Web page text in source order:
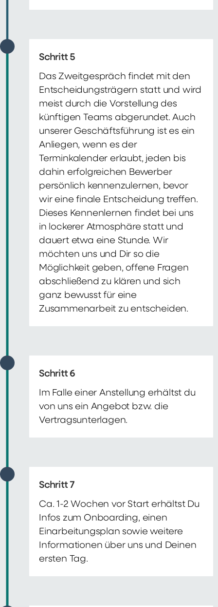
Schritt 5
Das Zweitgespräch findet mit den
Entscheidungsträgern statt und wird
meist durch die Vorstellung des
künftigen Teams abgerundet. Auch
unserer Geschäftsführung ist es ein
Anliegen, wenn es der
Terminkalender erlaubt, jeden bis
dahin erfolgreichen Bewerber
persönlich kennenzulernen, bevor
wir eine finale Entscheidung treffen.
Dieses Kennenlernen findet bei uns
in lockerer Atmosphäre statt und
dauert etwa eine Stunde. Wir
möchten uns und Dir so die
Möglichkeit geben, offene Fragen
abschließend zu klären und sich
ganz bewusst für eine
Zusammenarbeit zu entscheiden.
Schritt 6
Im Falle einer Anstellung erhältst du
von uns ein Angebot bzw. die
Vertragsunterlagen.
Schritt 7
Ca. 1-2 Wochen vor Start erhältst Du
Infos zum Onboarding, einen
Einarbeitungsplan sowie weitere
Informationen über uns und Deinen
ersten Tag.